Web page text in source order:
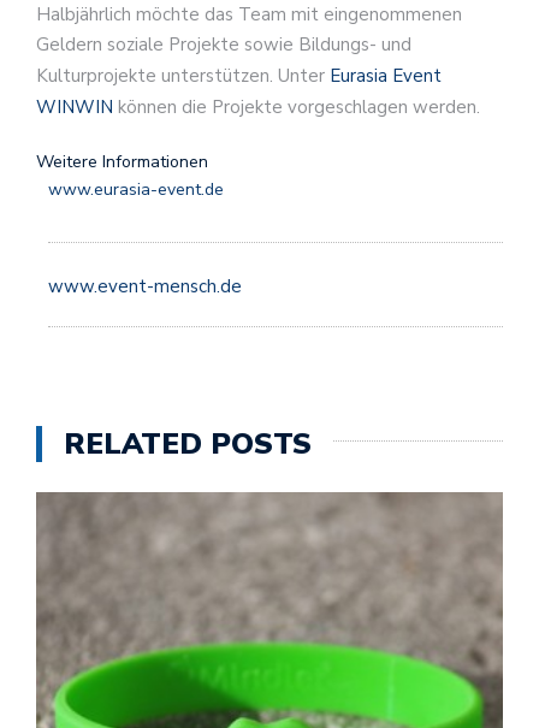
Halbjährlich möchte das Team mit eingenommenen
Geldern soziale Projekte sowie Bildungs- und
Kulturprojekte unterstützen. Unter Eurasia Event
WINWIN können die Projekte vorgeschlagen werden.
Weitere Informationen
www.eurasia-event.de
www.event-mensch.de
RELATED POSTS